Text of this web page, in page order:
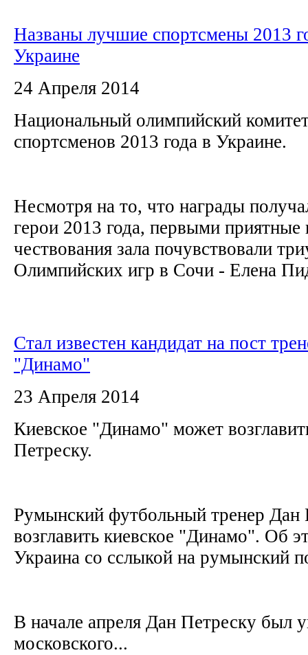
Названы лучшие спортсмены 2013
Украине
24 Апреля 2014
Национальный олимпийский
спортсменов 2013 года в Украине.
Несмотря на то, что награды
герои 2013 года, первыми приятные
чествования зала почувствовали
Олимпийских игр в Сочи - Елена
Стал известен кандидат на пост
"Динамо"
23 Апреля 2014
Киевское "Динамо" может
Петреску.
Румынский футбольный тренер Дан
возглавить киевское "Динамо". Об
Украина со сслыкой на румынский
В начале апреля Дан Петреску был
московского...